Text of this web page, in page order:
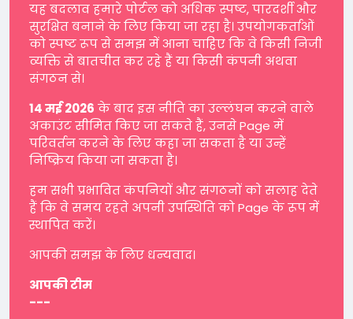
यह बदलाव हमारे पोर्टल को अधिक स्पष्ट, पारदर्शी और
सुरक्षित बनाने के लिए किया जा रहा है। उपयोगकर्ताओं
को स्पष्ट रूप से समझ में आना चाहिए कि वे किसी निजी
व्यक्ति से बातचीत कर रहे हैं या किसी कंपनी अथवा
संगठन से।
14 मई 2026 के बाद इस नीति का उल्लंघन करने वाले
अकाउंट सीमित किए जा सकते हैं, उनसे Page में
परिवर्तन करने के लिए कहा जा सकता है या उन्हें
निष्क्रिय किया जा सकता है।
हम सभी प्रभावित कंपनियों और संगठनों को सलाह देते
हैं कि वे समय रहते अपनी उपस्थिति को Page के रूप में
स्थापित करें।
आपकी समझ के लिए धन्यवाद।
आपकी टीम
---